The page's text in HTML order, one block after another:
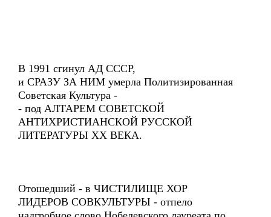
В 1991 сгинул АД СССР,
и СРАЗУ ЗА НИМ умерла Политизированная
Советская Культура -
- под АЛТАРЕМ СОВЕТСКОЙ
АНТИХРИСТИАНСКОЙ РУССКОЙ
ЛИТЕРАТУРЫ ХХ ВЕКА.
Отошедший - в ЧИСТИЛИЩЕ ХОР
ЛИДЕРОВ СОВКУЛЬТУРЫ - отпело